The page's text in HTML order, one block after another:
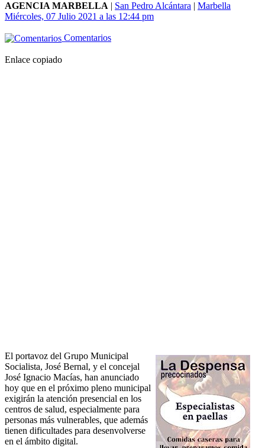
AGENCIA MARBELLA | San Pedro Alcántara | Marbella
Miércoles, 07 Julio 2021 a las 12:44 pm
Comentarios
Enlace copiado
El portavoz del Grupo Municipal
Socialista, José Bernal, y el concejal
José Ignacio Macías, han anunciado
hoy que en el próximo pleno municipal
exigirán la atención presencial en los
centros de salud, especialmente para
personas más vulnerables, que además
tienen dificultades para desenvolverse
en el ámbito digital.